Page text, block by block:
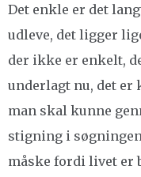
Det enkle er det
udleve, det ligger
der ikke er enkelt,
underlagt nu, det er
man skal kunne
stigning i
måske fordi livet er